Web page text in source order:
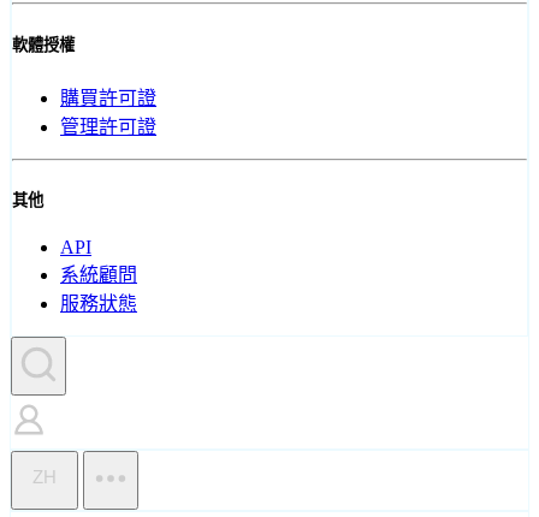
軟體授權
購買許可證
管理許可證
其他
API
系統顧問
服務狀態
ZH